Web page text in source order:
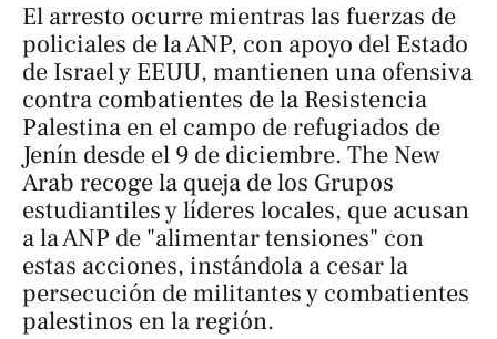
El arresto ocurre mientras las fuerzas de
policiales de la ANP, con apoyo del Estado
de Israel y EEUU, mantienen una ofensiva
contra combatientes de la Resistencia
Palestina en el campo de refugiados de
Jenín desde el 9 de diciembre. The New
Arab recoge la queja de los Grupos
estudiantiles y líderes locales, que acusan
a la ANP de "alimentar tensiones" con
estas acciones, instándola a cesar la
persecución de militantes y combatientes
palestinos en la región.